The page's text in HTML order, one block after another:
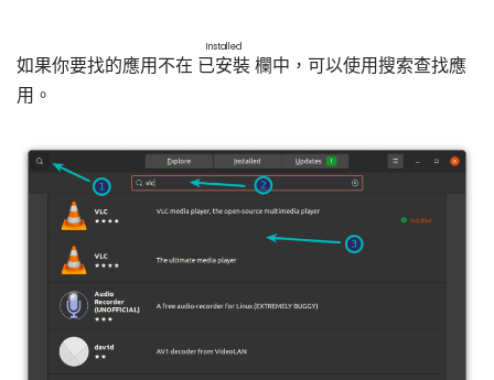
如果你要找的應用不在 已安裝
Installed
欄中，可以使用搜索查找應
用。